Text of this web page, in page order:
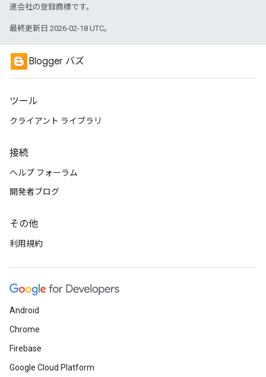
連会社の登録商標です。
最終更新日 2026-02-18 UTC。
Blogger バズ
ツール
クライアント ライブラリ
接続
ヘルプ フォーラム
開発者ブログ
その他
利用規約
Android
Chrome
Firebase
Google Cloud Platform